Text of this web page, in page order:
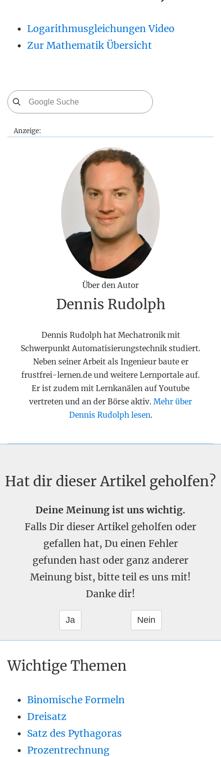
Logarithmusgleichungen Video
Zur Mathematik Übersicht
Anzeige:
Über den Autor
Dennis Rudolph
Dennis Rudolph hat Mechatronik mit
Schwerpunkt Automatisierungstechnik studiert.
Neben seiner Arbeit als Ingenieur baute er
frustfrei-lernen.de und weitere Lernportale auf.
Er ist zudem mit Lernkanälen auf Youtube
vertreten und an der Börse aktiv. Mehr über
Dennis Rudolph lesen.
Hat dir dieser Artikel geholfen?
Deine Meinung ist uns wichtig.
Falls Dir dieser Artikel geholfen oder
gefallen hat, Du einen Fehler
gefunden hast oder ganz anderer
Meinung bist, bitte teil es uns mit!
Danke dir!
Wichtige Themen
Binomische Formeln
Dreisatz
Satz des Pythagoras
Prozentrechnung